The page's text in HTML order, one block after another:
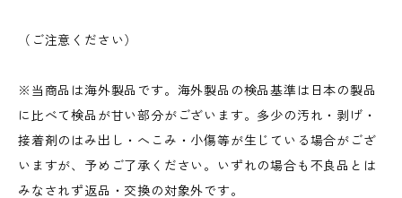
（ご注意ください）
※当商品は海外製品です。海外製品の検品基準は日本の製品
に比べて検品が甘い部分がございます。多少の汚れ・剥げ・
接着剤のはみ出し・へこみ・小傷等が生じている場合がござ
いますが、予めご了承ください。いずれの場合も不良品とは
みなされず返品・交換の対象外です。